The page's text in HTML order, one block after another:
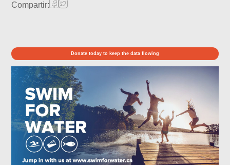
Compartir:
Donate today to keep the data flowing